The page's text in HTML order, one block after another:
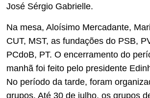
José Sérgio Gabrielle.
Na mesa, Aloísimo Mercadante,
CUT, MST, as fundações do PSB,
PCdoB, PT. O encerramento do
manhã foi feito pelo presidente
No período da tarde, foram
grupos. Até 30 de julho, os grupos